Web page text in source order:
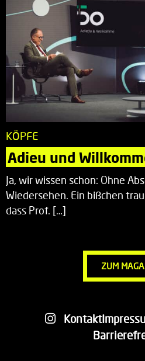
KÖPFE
Adieu und
Ja, wir wissen schon: Ohne
Wiedersehen. Ein bißchen
dass Prof. […]
ZUM
Kontakt